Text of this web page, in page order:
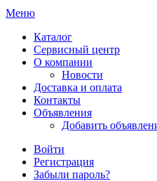
Меню
Каталог
Сервисный центр
О компании
Новости
Доставка и оплата
Контакты
Объявления
Добавить
Войти
Регистрация
Забыли пароль?